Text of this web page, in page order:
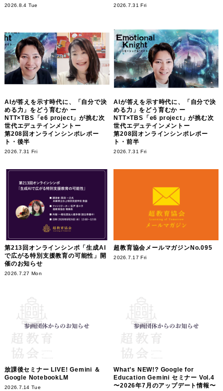
2026.8.4 Tue 2026.7.31 Fri
AIが答えを示す時代に、「自分で決
める力」をどう育むか ー
NTT×TBS「e6 project」が挑む次
世代エデュテインメントー
第208回オンラインシンポレポー
ト・後半
2026.7.31 Fri
AIが答えを示す時代に、「自分で決
める力」をどう育むか ー
NTT×TBS「e6 project」が挑む次
世代エデュテインメントー
第208回オンラインシンポレポー
ト・前半
2026.7.31 Fri
第213回オンラインシンポ「生成AI
で広がる特別支援教育の可能性」開
催のお知らせ
2026.7.27 Mon
超教育協会メールマガジンNo.095
2026.7.17 Fri
放課後セミナー LIVE! Gemini ＆
Google NotebookLM
2026.7.14 Tue
What’s NEW!? Google for
Education Gemini セミナー Vol.4
〜2026年7月のアップデート情報〜